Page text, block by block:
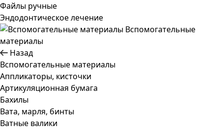
Файлы ручные
Эндодонтическое лечение
Вспомогательные
материалы
Назад
Вспомогательные материалы
Аппликаторы, кисточки
Артикуляционная бумага
Бахилы
Вата, марля, бинты
Ватные валики